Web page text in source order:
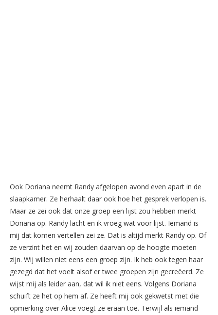
Ook Doriana neemt Randy afgelopen avond even apart in de
slaapkamer. Ze herhaalt daar ook hoe het gesprek verlopen is.
Maar ze zei ook dat onze groep een lijst zou hebben merkt
Doriana op. Randy lacht en ik vroeg wat voor lijst. Iemand is
mij dat komen vertellen zei ze. Dat is altijd merkt Randy op. Of
ze verzint het en wij zouden daarvan op de hoogte moeten
zijn. Wij willen niet eens een groep zijn. Ik heb ook tegen haar
gezegd dat het voelt alsof er twee groepen zijn gecreëerd. Ze
wijst mij als leider aan, dat wil ik niet eens. Volgens Doriana
schuift ze het op hem af. Ze heeft mij ook gekwetst met die
opmerking over Alice voegt ze eraan toe. Terwijl als iemand